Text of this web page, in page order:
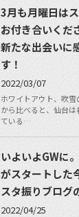
3月も月曜日は
お付き合いくだ
新たな出会いに
す！
2022/03/07
ホワイトアウト、吹
から比べると、仙台
ている…
いよいよGWに
がスタートした
スタ振りブログ
2022/04/25